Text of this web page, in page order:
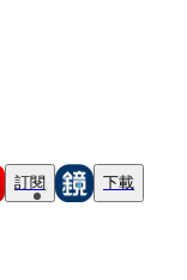
訂閱 下載